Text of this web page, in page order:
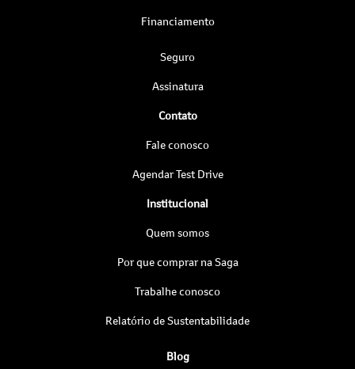
Financiamento
Seguro
Assinatura
Contato
Fale conosco
Agendar Test Drive
Institucional
Quem somos
Por que comprar na Saga
Trabalhe conosco
Relatório de Sustentabilidade
Blog